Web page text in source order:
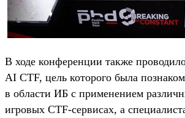
В ходе конференции также
AI CTF, цель которого была
в области ИБ с применением
игровых CTF-сервисах, а